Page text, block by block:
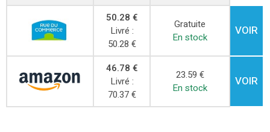
50.28 €
Livré :
50.28 €
Gratuite
En stock
VOIR
46.78 €
Livré :
70.37 €
23.59 €
En stock
VOIR